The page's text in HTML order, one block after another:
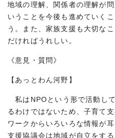
地域の理解、関係者の理解が
いうことを今後も進めていく
う。また、家族支援も大切な
だければうれしい。
《意見・質問》
【あっとわん河野】
私はNPOという形で活動し
るわけではないため、子育て
ワークからいろいろな情報が
支援協議会は地域が自立をす